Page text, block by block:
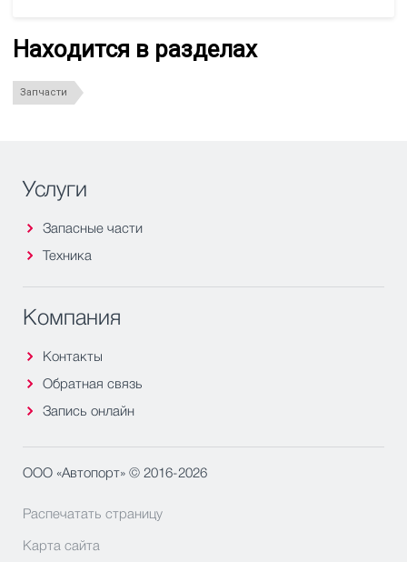
Находится в разделах
Запчасти
Услуги
Запасные части
Техника
Компания
Контакты
Обратная связь
Запись онлайн
ООО «Автопорт» © 2016-2026
Распечатать страницу
Карта сайта